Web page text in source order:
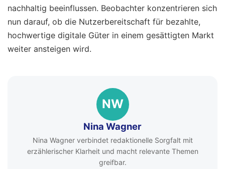
nachhaltig beeinflussen. Beobachter konzentrieren sich
nun darauf, ob die Nutzerbereitschaft für bezahlte,
hochwertige digitale Güter in einem gesättigten Markt
weiter ansteigen wird.
NW
Nina Wagner
Nina Wagner verbindet redaktionelle Sorgfalt mit
erzählerischer Klarheit und macht relevante Themen
greifbar.